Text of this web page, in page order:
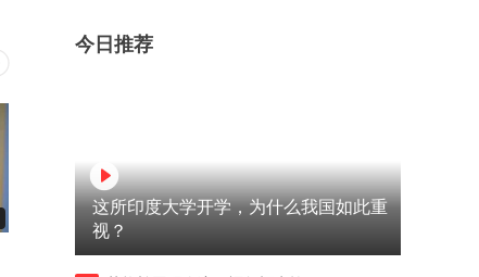
06:00
被众人低估的大背头，凭硬核
大棍子性情刚烈火爆，受不
今日推荐
这所印度大学开学，为什么我国如此重
视？